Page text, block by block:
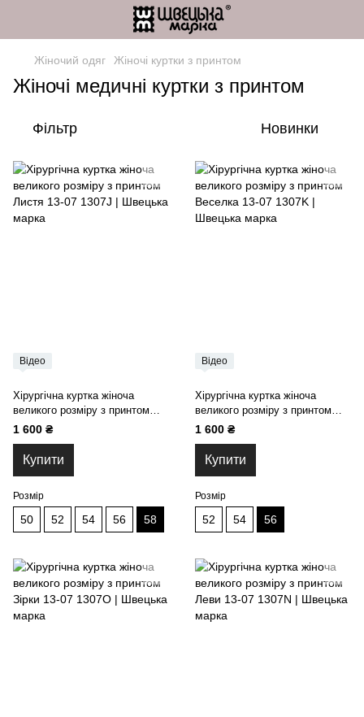
Жіночий одяг Жіночі куртки з принтом
Жіночі медичні куртки з принтом
Фільтр Новинки
Відео
Хірургічна куртка жіноча
великого розміру з принтом
Листя 13-07
1 600 ₴
Купити
Розмір
50 52 54 56 58
Відео
Хірургічна куртка жіноча
великого розміру з принтом
Веселка 13-07
1 600 ₴
Купити
Розмір
52 54 56